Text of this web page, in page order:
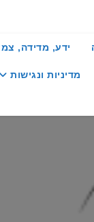
ידע, מדידה,
מדיניות ונגישות